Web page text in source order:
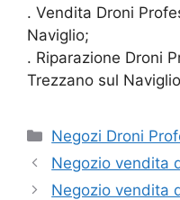
. Vendita Droni
Naviglio;
. Riparazione Droni
Trezzano sul
Categorie
Negozi Droni
Negozio vendita
Negozio vendita